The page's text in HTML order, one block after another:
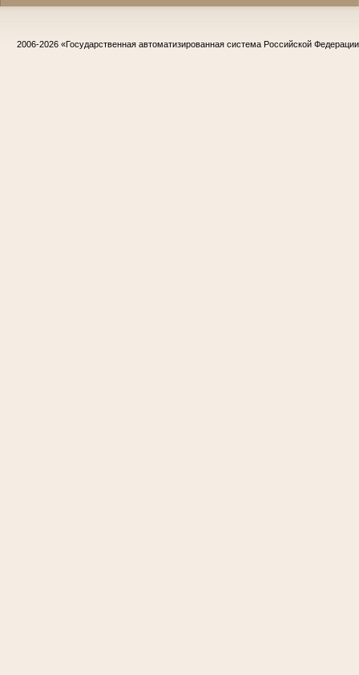
2006-2026 «Государственная автоматизированная система Российской